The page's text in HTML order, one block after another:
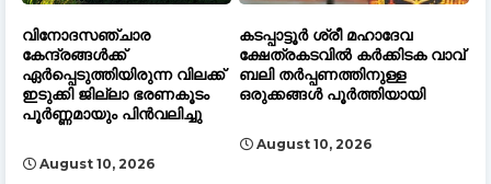
വിനോദസഞ്ചാര
കേന്ദ്രങ്ങൾക്ക്
ഏർപ്പെടുത്തിയിരുന്ന വിലക്ക്
ഇടുക്കി ജില്ലാ ഭരണകൂടം
പൂർണ്ണമായും പിൻവലിച്ചു
August 10, 2026
കടപ്പാട്ടൂർ ശ്രീ മഹാദേവ
ക്ഷേത്രകടവിൽ കർക്കിടക വാവ്
ബലി തർപ്പണത്തിനുള്ള
ഒരുക്കങ്ങൾ പൂർത്തിയായി
August 10, 2026